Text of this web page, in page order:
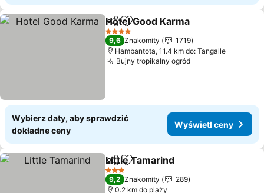
Udostępnij
Dodaj do ulubionych
Hotel Good Karma
4 Kategoria
9,6 Znakomity
1719
Hambantota, 11.4 km do: Tangalle
Bujny tropikalny ogród
Wybierz daty, aby sprawdzić
dokładne ceny
Wyświetl ceny
Udostępnij
Dodaj do ulubionych
Little Tamarind
3 Kategoria
9,2 Znakomity
289
0.2 km do plaży